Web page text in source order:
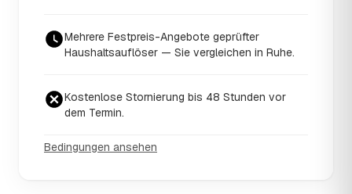
Mehrere Festpreis-Angebote geprüfter
Haushaltsauflöser — Sie vergleichen in Ruhe.
Kostenlose Stornierung bis 48 Stunden vor
dem Termin.
Bedingungen ansehen